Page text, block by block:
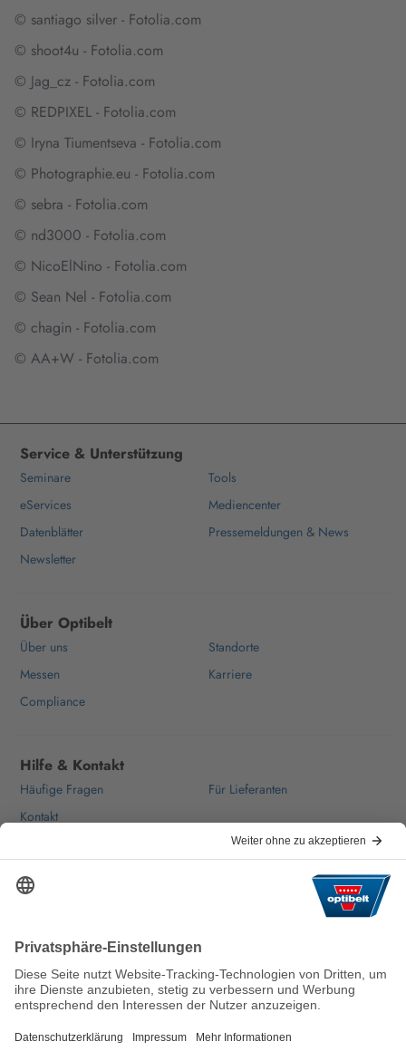
© santiago silver - Fotolia.com
© shoot4u - Fotolia.com
© Jag_cz - Fotolia.com
© REDPIXEL - Fotolia.com
© Iryna Tiumentseva - Fotolia.com
© Photographie.eu - Fotolia.com
© sebra - Fotolia.com
© nd3000 - Fotolia.com
© NicoElNino - Fotolia.com
© Sean Nel - Fotolia.com
© chagin - Fotolia.com
© AA+W - Fotolia.com
Wir halten die Welt nachhaltig in
Bewegung.
AGB
Impressum
Haftungsausschluss
Datenschutzerklärung
Service & Unterstützung
Seminare
Tools
eServices
Mediencenter
Datenblätter
Pressemeldungen & News
Newsletter
Über Optibelt
Über uns
Standorte
Messen
Karriere
Compliance
Hilfe & Kontakt
Häufige Fragen
Für Lieferanten
Kontakt